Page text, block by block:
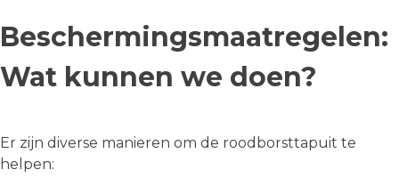
Beschermingsmaatregelen:
Wat kunnen we doen?
Er zijn diverse manieren om de roodborsttapuit te
helpen: